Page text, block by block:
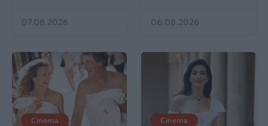
07.08.2026 06.08.2026
Cinema Cinema